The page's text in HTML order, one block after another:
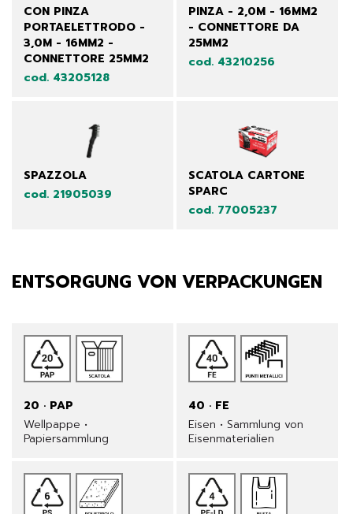
CON PINZA
PORTAELETTRODO -
3,0M - 16MM2 -
CONNETTORE 25MM2
cod. 43205128
PINZA - 2,0M - 16MM2
- CONNETTORE DA
25MM2
cod. 43210256
SPAZZOLA
cod. 21905039
SCATOLA CARTONE
SPARC
cod. 77005237
ENTSORGUNG VON VERPACKUNGEN
20 · PAP
Wellpappe •
Papiersammlung
40 · FE
Eisen • Sammlung von
Eisenmaterialien